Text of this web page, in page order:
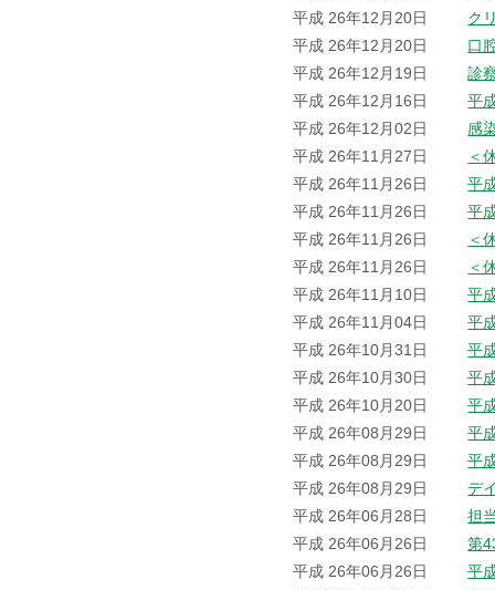
平成 26年12月20日
ク
平成 26年12月20日
口
平成 26年12月19日
診
平成 26年12月16日
平
平成 26年12月02日
感
平成 26年11月27日
＜
平成 26年11月26日
平
平成 26年11月26日
平
平成 26年11月26日
＜
平成 26年11月26日
＜
平成 26年11月10日
平
平成 26年11月04日
平
平成 26年10月31日
平
平成 26年10月30日
平
平成 26年10月20日
平
平成 26年08月29日
平
平成 26年08月29日
平
平成 26年08月29日
デ
平成 26年06月28日
担
平成 26年06月26日
第
平成 26年06月26日
平